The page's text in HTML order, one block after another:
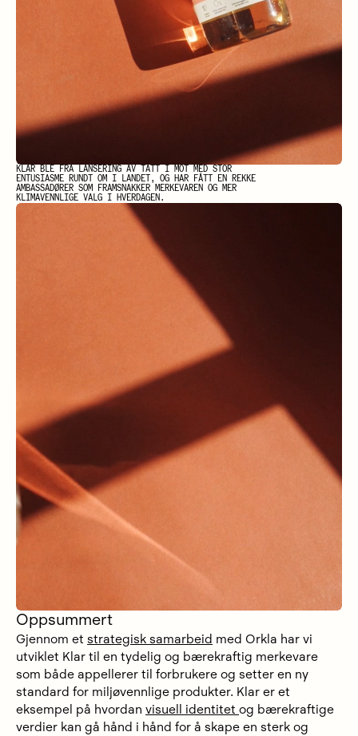
KLAR BLE FRA LANSERING AV TATT I MOT MED STOR
ENTUSIASME RUNDT OM I LANDET, OG HAR FÅTT EN REKKE
AMBASSADØRER SOM FRAMSNAKKER MERKEVAREN OG MER
KLIMAVENNLIGE VALG I HVERDAGEN.
Oppsummert
Gjennom et strategisk samarbeid med Orkla har vi
utviklet Klar til en tydelig og bærekraftig merkevare
som både appellerer til forbrukere og setter en ny
standard for miljøvennlige produkter. Klar er et
eksempel på hvordan visuell identitet og bærekraftige
verdier kan gå hånd i hånd for å skape en sterk og